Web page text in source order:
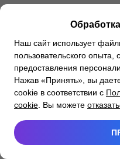
Наш сайт использует
пользовательского опыта,
предоставления
Нажав «Принять», вы
cookie в соответствии с
cookie . Вы можете